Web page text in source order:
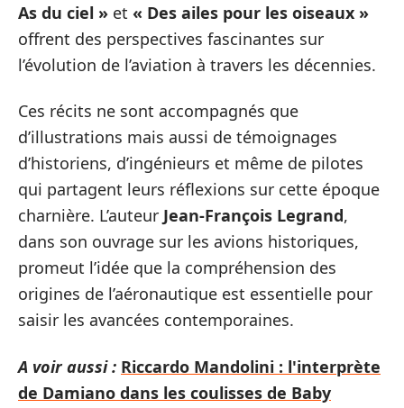
As du ciel » et « Des ailes pour les oiseaux »
offrent des perspectives fascinantes sur
l’évolution de l’aviation à travers les décennies.
Ces récits ne sont accompagnés que
d’illustrations mais aussi de témoignages
d’historiens, d’ingénieurs et même de pilotes
qui partagent leurs réflexions sur cette époque
charnière. L’auteur Jean-François Legrand,
dans son ouvrage sur les avions historiques,
promeut l’idée que la compréhension des
origines de l’aéronautique est essentielle pour
saisir les avancées contemporaines.
A voir aussi : Riccardo Mandolini : l'interprète
de Damiano dans les coulisses de Baby